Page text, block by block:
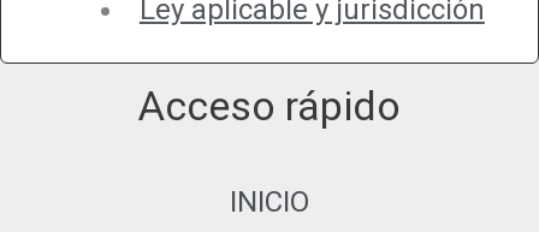
Ley aplicable y jurisdicción
Acceso rápido
INICIO